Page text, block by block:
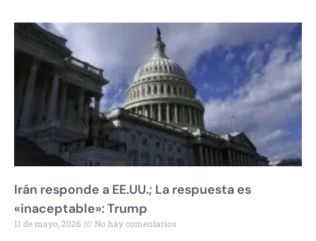
Irán responde a EE.UU.; La respuesta es
«inaceptable»: Trump
11 de mayo, 2026 No hay comentarios